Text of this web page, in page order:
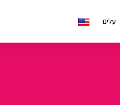
עלינו